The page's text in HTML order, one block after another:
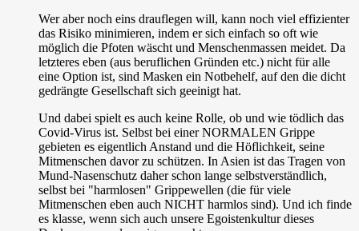
Wer aber noch eins drauflegen will, kann noch viel effizienter
das Risiko minimieren, indem er sich einfach so oft wie
möglich die Pfoten wäscht und Menschenmassen meidet. Da
letzteres eben (aus beruflichen Gründen etc.) nicht für alle
eine Option ist, sind Masken ein Notbehelf, auf den die dicht
gedrängte Gesellschaft sich geeinigt hat.
Und dabei spielt es auch keine Rolle, ob und wie tödlich das
Covid-Virus ist. Selbst bei einer NORMALEN Grippe
gebieten es eigentlich Anstand und die Höflichkeit, seine
Mitmenschen davor zu schützen. In Asien ist das Tragen von
Mund-Nasenschutz daher schon lange selbstverständlich,
selbst bei "harmlosen" Grippewellen (die für viele
Mitmenschen eben auch NICHT harmlos sind). Und ich finde
es klasse, wenn sich auch unsere Egoistenkultur dieses